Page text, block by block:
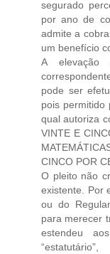
segurado
por ano de
admite a
um benefício
A elevação
pode ser
pois
qual autoriza
VINTE E
CINCO POR
O pleito não
existente. Por
ou do
para merecer
estendeu